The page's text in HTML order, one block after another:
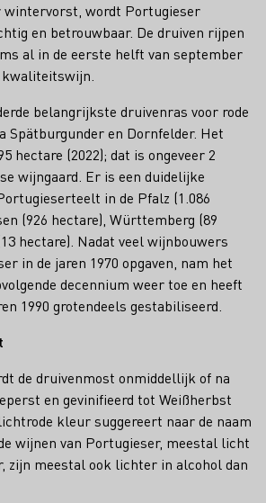
wintervorst, wordt Portugieser
en betrouwbaar. De druiven rijpen
al in de eerste helft van september
belangrijkste druivenras voor rode
Spätburgunder en Dornfelder. Het
hectare (2022); dat is ongeveer 2
wijngaard. Er is een duidelijke
in de Pfalz (1.086
(926 hectare), Württemberg (89
hectare). Nadat veel wijnbouwers
in de jaren 1970 opgaven, nam het
decennium weer toe en heeft
1990 grotendeels gestabiliseerd.
de druivenmost onmiddellijk of na
en gevinifieerd tot Weißherbst
kleur suggereert naar de naam
wijnen van Portugieser, meestal licht
zijn meestal ook lichter in alcohol dan